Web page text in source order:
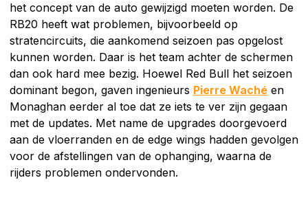
het concept van de auto gewijzigd moeten worden. De
RB20 heeft wat problemen, bijvoorbeeld op
stratencircuits, die aankomend seizoen pas opgelost
kunnen worden. Daar is het team achter de schermen
dan ook hard mee bezig. Hoewel Red Bull het seizoen
dominant begon, gaven ingenieurs Pierre Waché en
Monaghan eerder al toe dat ze iets te ver zijn gegaan
met de updates. Met name de upgrades doorgevoerd
aan de vloerranden en de edge wings hadden gevolgen
voor de afstellingen van de ophanging, waarna de
rijders problemen ondervonden.